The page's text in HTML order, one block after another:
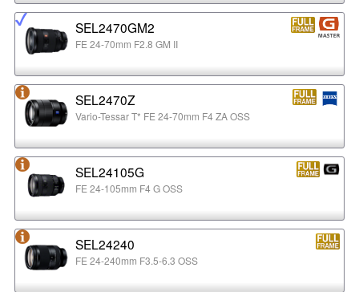
SEL2470GM2
FE 24-70mm F2.8 GM II
SEL2470Z
Vario-Tessar T* FE 24-70mm F4 ZA OSS
SEL24105G
FE 24-105mm F4 G OSS
SEL24240
FE 24-240mm F3.5-6.3 OSS